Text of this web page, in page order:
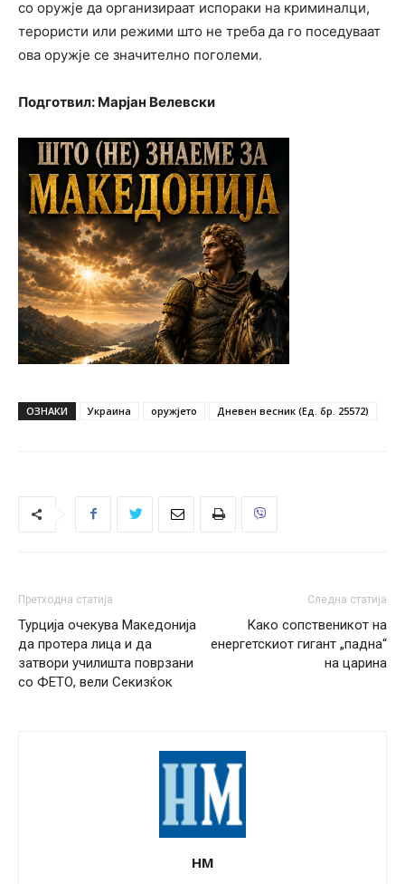
со оружје да организираат испораки на криминалци,
терористи или режими што не треба да го поседуваат
ова оружје се значително поголеми.
Подготвил: Марјан Велевски
ОЗНАКИ Украина оружјето Дневен весник (Ед. бр. 25572)
Претходна статија
Турција очекува Македонија
да протера лица и да
затвори училишта поврзани
со ФЕТО, вели Секизќок
Следна статија
Како сопственикот на
енергетскиот гигант „падна“
на царина
НМ